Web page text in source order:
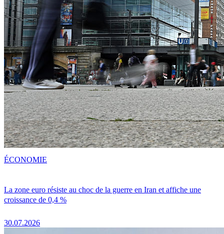
La zone euro résiste au choc de la guerre en Iran et affiche une
croissance de 0,4 %
30.07.2026
ÉCONOMIE